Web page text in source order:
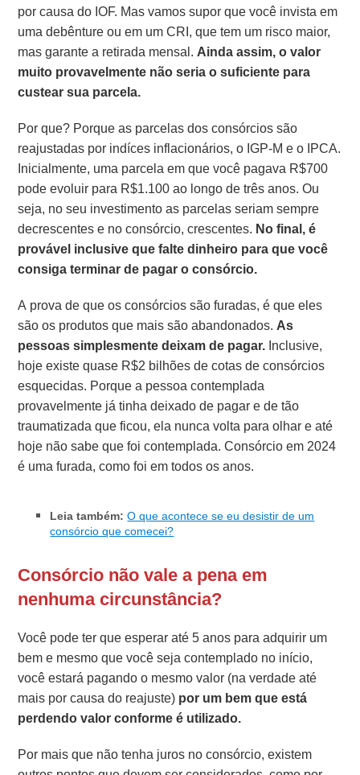
por causa do IOF. Mas vamos supor que você invista em
uma debênture ou em um CRI, que tem um risco maior,
mas garante a retirada mensal. Ainda assim, o valor
muito provavelmente não seria o suficiente para
custear sua parcela.
Por que? Porque as parcelas dos consórcios são
reajustadas por indíces inflacionários, o IGP-M e o IPCA.
Inicialmente, uma parcela em que você pagava R$700
pode evoluir para R$1.100 ao longo de três anos. Ou
seja, no seu investimento as parcelas seriam sempre
decrescentes e no consórcio, crescentes. No final, é
provável inclusive que falte dinheiro para que você
consiga terminar de pagar o consórcio.
A prova de que os consórcios são furadas, é que eles
são os produtos que mais são abandonados.As
pessoas simplesmente deixam de pagar. Inclusive,
hoje existe quase R$2 bilhões de cotas de consórcios
esquecidas. Porque a pessoa contemplada
provavelmente já tinha deixado de pagar e de tão
traumatizada que ficou, ela nunca volta para olhar e até
hoje não sabe que foi contemplada. Consórcio em 2024
é uma furada, como foi em todos os anos.
Leia também:O que acontece se eu desistir de um
consórcio que comecei?
Consórcio não vale a pena em
nenhuma circunstância?
Você pode ter que esperar até 5 anos para adquirir um
bem e mesmo que você seja contemplado no início,
você estará pagando o mesmo valor (na verdade até
mais por causa do reajuste) por um bem que está
perdendo valor conforme é utilizado.
Por mais que não tenha juros no consórcio, existem